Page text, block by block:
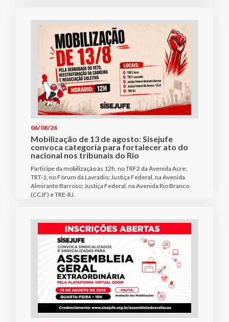
06/08/26
Mobilização de 13 de agosto: Sisejufe
convoca categoria para fortalecer ato do
nacional nos tribunais do Rio
Participe da mobilização às 12h, no TRF2 da Avenida Acre;
TRT-1, no Fórum da Lavradio; Justiça Federal, na Avenida
Almirante Barroso; Justiça Federal, na Avenida Rio Branco
(CCJF) e TRE-RJ.